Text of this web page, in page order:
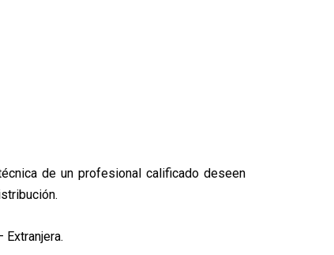
de un profesional calificado deseen